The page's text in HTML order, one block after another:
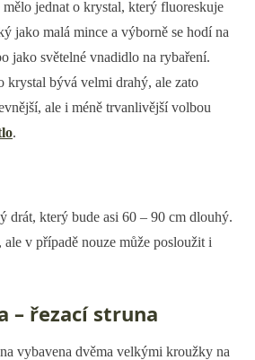
jednat o krystal, který fluoreskuje
jako malá mince a výborně se hodí na
jako světelné vnadidlo na rybaření.
krystal bývá velmi drahý, ale zato
ale i méně trvanlivější volbou
.
drát, který bude asi 60 – 90 cm dlouhý.
ale v případě nouze může posloužit i
– řezací struna
vybavena dvěma velkými kroužky na